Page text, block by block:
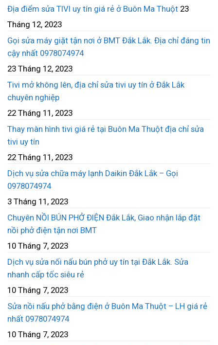
Địa điểm sửa TIVI uy tín giá rẻ ở Buôn Ma Thuột 23
Tháng 12, 2023
Gọi sửa máy giặt tận nơi ở BMT Đắk Lắk. Địa chỉ đáng tin
cậy nhất 0978074974
23 Tháng 12, 2023
Tivi mở không lên, địa chỉ sửa tivi uy tín ở Đắk Lắk
chuyên nghiệp
22 Tháng 11, 2023
Thay màn hình tivi giá rẻ tại Buôn Ma Thuột địa chỉ sửa
tivi uy tín
22 Tháng 11, 2023
Dịch vụ sửa chữa máy lạnh Daikin Đắk Lắk – Gọi
0978074974
3 Tháng 11, 2023
Chuyên NỒI BÚN PHỞ ĐIỆN Đắk Lắk, Giao nhận lắp đặt
nồi phở điện tận nơi BMT
10 Tháng 7, 2023
Dịch vụ sửa nối nấu bún phở uy tín tại Đắk Lắk. Sửa
nhanh cấp tốc siêu rẻ
10 Tháng 7, 2023
Sửa nồi nấu phở bằng điện ở Buôn Ma Thuột – LH giá rẻ
nhất 0978074974
10 Tháng 7, 2023